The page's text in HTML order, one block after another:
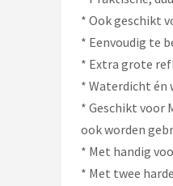
Schwalbe
Voltano
Shimano
* Ook geschikt
* Eenvoudig te
* Extra grote
* Waterdicht
* Geschikt voor
ook worden
* Met handig
* Met twee